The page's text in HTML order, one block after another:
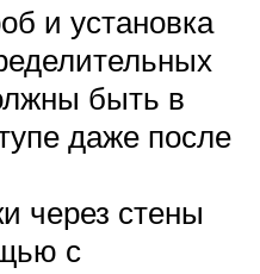
и установка
быть в
даже после
через стены
с